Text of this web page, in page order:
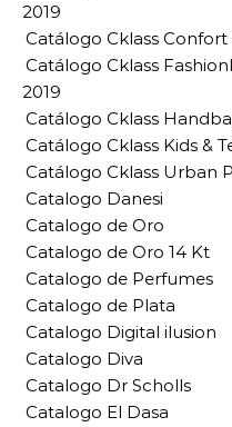
2019
Catálogo Cklass Confort
Catálogo Cklass
2019
Catálogo Cklass
Catálogo Cklass Kids &
Catálogo Cklass Urban
Catalogo Danesi
Catalogo de Oro
Catalogo de Oro 14 Kt
Catalogo de Perfumes
Catalogo de Plata
Catalogo Digital ilusion
Catalogo Diva
Catalogo Dr Scholls
Catalogo El Dasa